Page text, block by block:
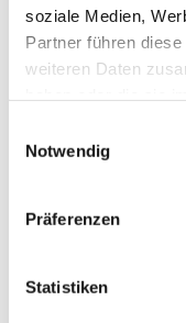
soziale Medien,
Partner führen
weiteren Daten
Notwendig
Präferenzen
Statistiken